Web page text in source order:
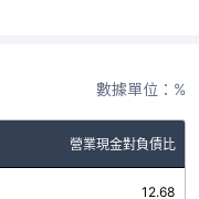
數據單位：%
營業現金對負債比
12.68